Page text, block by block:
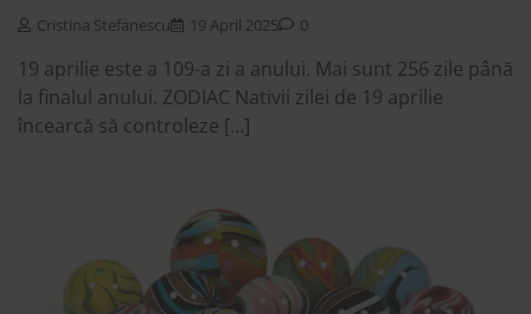
Cristina Stefanescu 19 April 2025 0
19 aprilie este a 109-a zi a anului. Mai sunt 256 zile până
la finalul anului. ZODIAC Nativii zilei de 19 aprilie
încearcă să controleze […]